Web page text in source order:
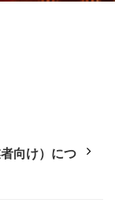
向け）につ